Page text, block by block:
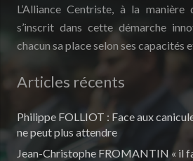
L’Alliance Centriste, à la manière
s’inscrit dans cette démarche
chacun sa place selon ses capacités
Articles récents
Philippe FOLLIOT : Face aux
ne peut plus attendre
Jean-Christophe FROMANTIN « il